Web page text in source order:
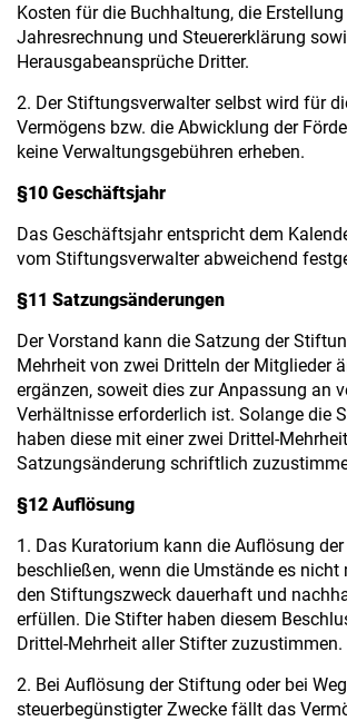
Kosten für die Buchhaltung, die Erstellung
Jahresrechnung und Steuererklärung
Herausgabeansprüche Dritter.
2. Der Stiftungsverwalter selbst wird für
Vermögens bzw. die Abwicklung der
keine Verwaltungsgebühren erheben.
§10 Geschäftsjahr
Das Geschäftsjahr entspricht dem
vom Stiftungsverwalter abweichend
§11 Satzungsänderungen
Der Vorstand kann die Satzung der
Mehrheit von zwei Dritteln der Mitglieder
ergänzen, soweit dies zur Anpassung an
Verhältnisse erforderlich ist. Solange die
haben diese mit einer zwei Drittel-
Satzungsänderung schriftlich
§12 Auflösung
1. Das Kuratorium kann die Auflösung
beschließen, wenn die Umstände es nicht
den Stiftungszweck dauerhaft und
erfüllen. Die Stifter haben diesem
Drittel-Mehrheit aller Stifter zuzustimmen.
2. Bei Auflösung der Stiftung oder bei
steuerbegünstigter Zwecke fällt das